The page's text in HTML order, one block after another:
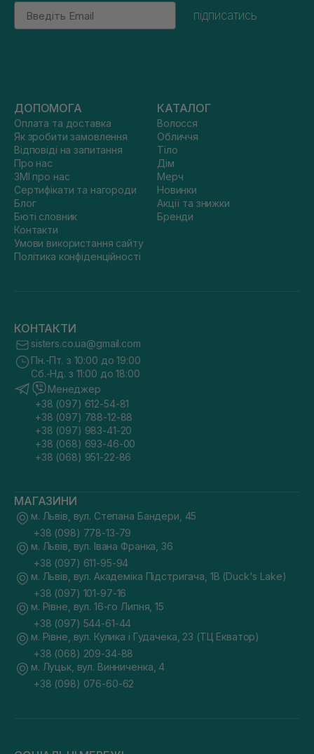
Email
підписатись
ДОПОМОГА
Оплата та доставка
Як зробити замовлення
Відповіді на запитання
Про нас
ЗМІ про нас
Сертифікати та нагороди
Блог
Бюті словник
Контакти
Умови використання сайту
Політика конфіденційності
КАТАЛОГ
Волосся
Обличчя
Тіло
Дім
Мерч
Новинки
Акції та знижки
Бренди
КОНТАКТИ
sisters.co.ua@gmail.com
Пн.-Пт. з 10:00 до 19:00
Сб.-Нд. з 11:00 до 18:00
Менеджер
+38 (097) 612-54-81
+38 (097) 788-12-88
+38 (097) 983-41-20
+38 (068) 693-46-00
+38 (068) 951-22-86
МАГАЗИНИ
м. Львів, вул. Степана Бандери, 45
+38 (098) 778-13-79
м. Львів, вул. Івана Франка, 36
+38 (097) 611-95-94
м. Львів, вул. Академіка Підстригача, 1В (Duck's Lake)
+38 (097) 101-97-16
м. Рівне, вул. 16-го Липня, 15
+38 (097) 544-61-44
м. Рівне, вул. Кулика і Гудачека, 23 (ТЦ Екватор)
+38 (068) 209-34-88
м. Луцьк, вул. Винниченка, 4
+38 (098) 076-60-62